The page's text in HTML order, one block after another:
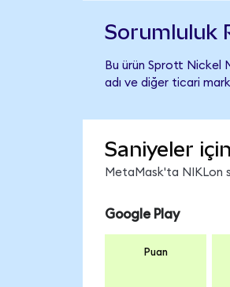
Sorumluluk
Bu ürün Sprott Nickel
adı ve diğer ticari
Saniyeler
MetaMask'ta NIKLon
Google Play
Puan